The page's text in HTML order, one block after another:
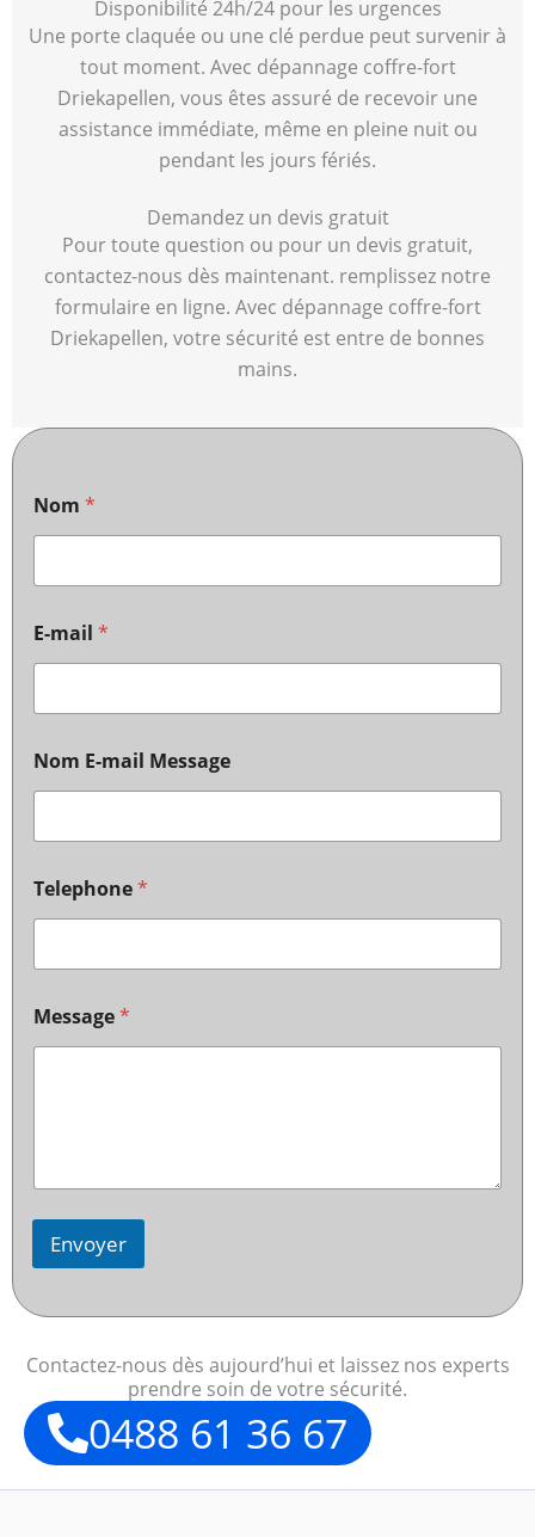
Disponibilité 24h/24 pour les urgences
Une porte claquée ou une clé perdue peut survenir à
tout moment. Avec dépannage coffre-fort
Driekapellen, vous êtes assuré de recevoir une
assistance immédiate, même en pleine nuit ou
pendant les jours fériés.
Demandez un devis gratuit
Pour toute question ou pour un devis gratuit,
contactez-nous dès maintenant. remplissez notre
formulaire en ligne. Avec dépannage coffre-fort
Driekapellen, votre sécurité est entre de bonnes
mains.
Nom *
E-mail *
Nom E-mail Message
Telephone*
Message*
Envoyer
Contactez-nous dès aujourd’hui et laissez nos experts
prendre soin de votre sécurité.
0488 61 36 67